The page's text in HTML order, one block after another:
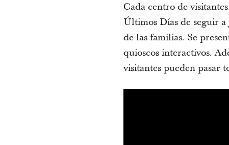
Cada centro de
Últimos Días de seguir
de las familias. Se
quioscos interactivos.
visitantes pueden pasar